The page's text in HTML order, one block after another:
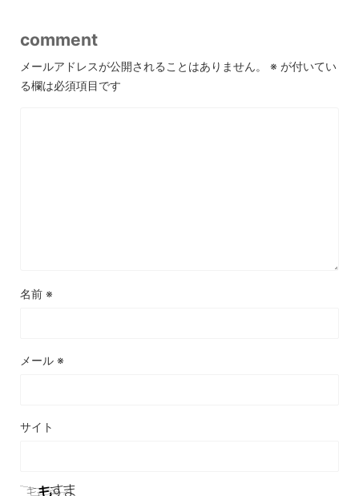
comment
メールアドレスが公開されることはありません。 ※ が付いてい
る欄は必須項目です
名前 ※
メール ※
サイト